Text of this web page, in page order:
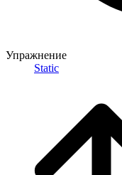
Упражнение
Static